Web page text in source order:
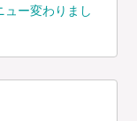
ュー変わりまし